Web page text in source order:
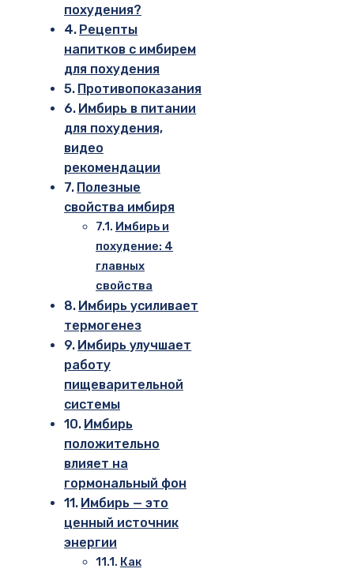
похудения?
Рецепты
напитков с имбирем
для похудения
Противопоказания
Имбирь в питании
для похудения,
видео
рекомендации
Полезные
свойства имбиря
Имбирь и
похудение: 4
главных
свойства
Имбирь усиливает
термогенез
Имбирь улучшает
работу
пищеварительной
системы
Имбирь
положительно
влияет на
гормональный фон
Имбирь — это
ценный источник
энергии
Как